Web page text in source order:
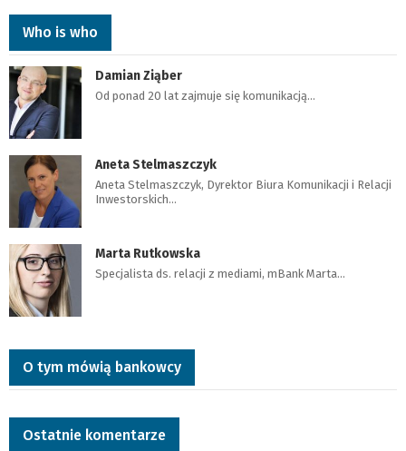
Who is who
Damian Ziąber
Od ponad 20 lat zajmuje się komunikacją…
Aneta Stelmaszczyk
Aneta Stelmaszczyk, Dyrektor Biura Komunikacji i Relacji
Inwestorskich…
Marta Rutkowska
Specjalista ds. relacji z mediami, mBank Marta…
O tym mówią bankowcy
Ostatnie komentarze